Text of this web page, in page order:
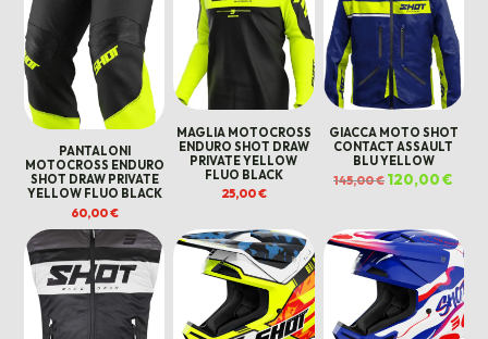
PANTALONI
MOTOCROSS ENDURO
SHOT DRAW PRIVATE
YELLOW FLUO BLACK
60,00€
MAGLIA MOTOCROSS
ENDURO SHOT DRAW
PRIVATE YELLOW
FLUO BLACK
25,00€
GIACCA MOTO SHOT
CONTACT ASSAULT
BLU YELLOW
145,00€ Il
prezzo
120,00€